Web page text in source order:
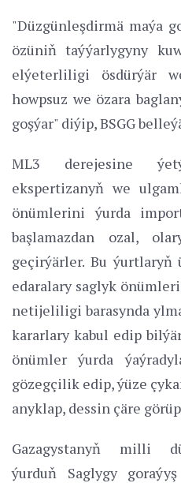
"Düzgünleşdirmä maýa
özüniň taýýarlygyny
elýeterliligi ösdürýär
howpsuz we özara
goşýar" diýip, BSGG
ML3 derejesine
ekspertizanyň we
önümlerini ýurda
başlamazdan ozal,
geçirýärler. Bu
edaralary saglyk
netijeliligi barasynda
kararlary kabul edip
önümler ýurda
gözegçilik edip, ýüze
anyklap, dessin çäre
Gazagystanyň milli
ýurduň Saglygy